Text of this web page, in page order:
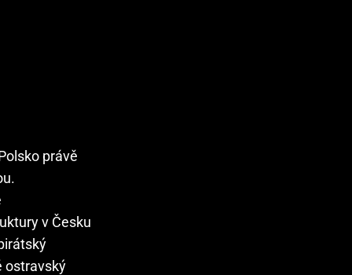
právě
v Česku
ostravský